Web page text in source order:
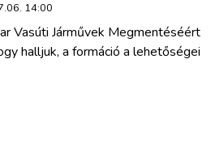
14:00
Vasúti Járművek Megmentéséért
halljuk, a formáció a lehetőségei